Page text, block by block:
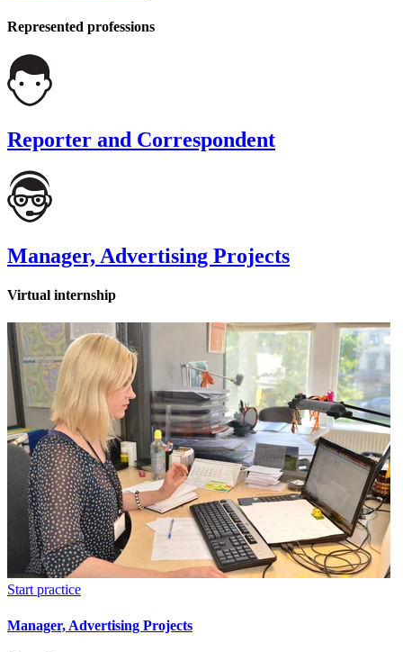
Represented professions
Reporter and Correspondent
Manager, Advertising Projects
Virtual internship
Start practice
Manager, Advertising Projects